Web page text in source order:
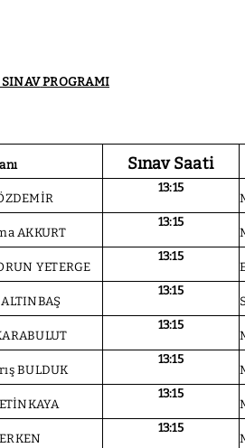
SINAVPROGRAMI
Sınav Saati
13:15
AKKURT
13:15
YETERGE
13:15
13:15
13:15
BULDUK
13:15
13:15
13:15